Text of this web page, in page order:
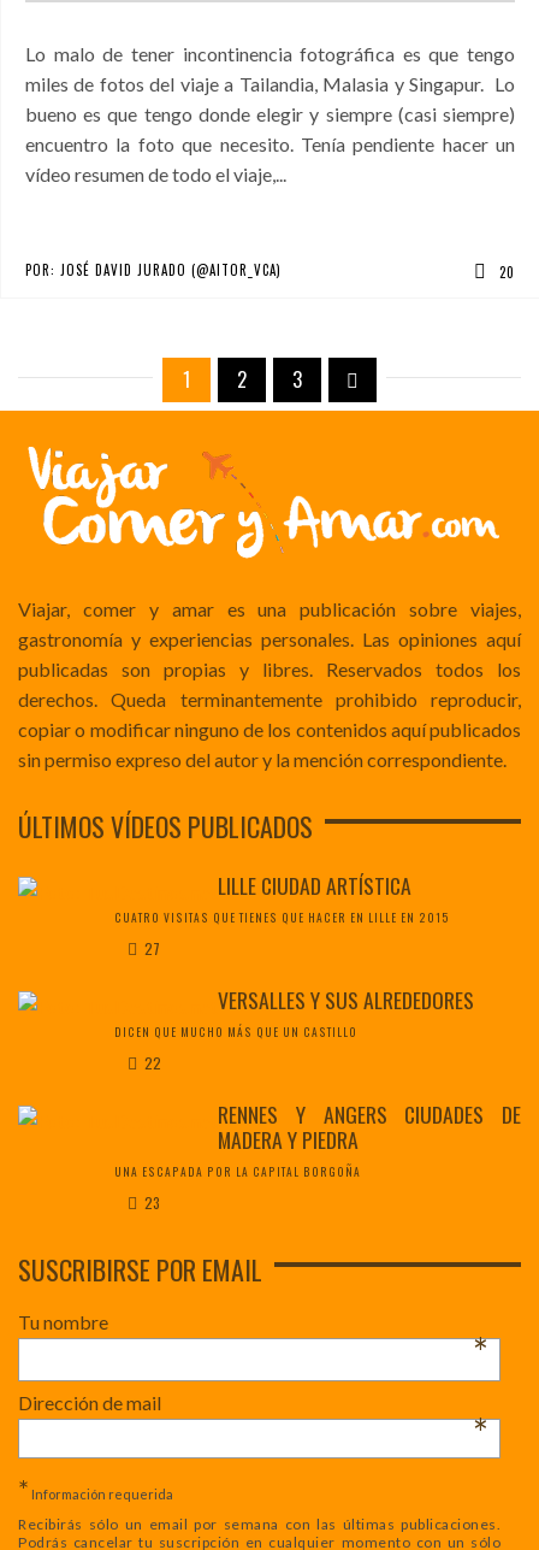
Lo malo de tener incontinencia fotográfica es que tengo
miles de fotos del viaje a Tailandia, Malasia y Singapur. Lo
bueno es que tengo donde elegir y siempre (casi siempre)
encuentro la foto que necesito. Tenía pendiente hacer un
vídeo resumen de todo el viaje,...
POR: JOSÉ DAVID JURADO (@AITOR_VCA) 20
1 2 3
Viajar, comer y amar es una publicación sobre viajes,
gastronomía y experiencias personales. Las opiniones aquí
publicadas son propias y libres. Reservados todos los
derechos. Queda terminantemente prohibido reproducir,
copiar o modificar ninguno de los contenidos aquí publicados
sin permiso expreso del autor y la mención correspondiente.
ÚLTIMOS VÍDEOS PUBLICADOS
LILLE CIUDAD ARTÍSTICA
CUATRO VISITAS QUE TIENES QUE HACER EN LILLE EN 2015
27
VERSALLES Y SUS ALREDEDORES
DICEN QUE MUCHO MÁS QUE UN CASTILLO
22
RENNES Y ANGERS CIUDADES DE
MADERA Y PIEDRA
UNA ESCAPADA POR LA CAPITAL BORGOÑA
23
SUSCRIBIRSE POR EMAIL
Tu nombre
*
Dirección de mail
*
* Información requerida
Recibirás sólo un email por semana con las últimas publicaciones.
Podrás cancelar tu suscripción en cualquier momento con un sólo